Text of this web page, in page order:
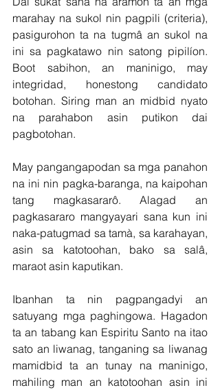
marahay na sukol nin pagpili (criteria),
pasigurohon ta na tugmâ an sukol na
ini sa pagkatawo nin satong pipilíon.
Boot sabihon, an maninigo, may
integridad, honestong candidato
botohan. Siring man an midbid nyato
na parahabon asin putikon dai
pagbotohan.
May pangangapodan sa mga panahon
na ini nin pagka-baranga, na kaipohan
tang magkasararô. Alagad an
pagkasararo mangyayari sana kun ini
naka-patugmad sa tamà, sa karahayan,
asin sa katotoohan, bako sa salâ,
maraot asin kaputikan.
Ibanhan ta nin pagpangadyi an
satuyang mga paghingowa. Hagadon
ta an tabang kan Espiritu Santo na itao
sato an liwanag, tanganing sa liwanag
mamidbid ta an tunay na maninigo,
mahiling man an katotoohan asin ini